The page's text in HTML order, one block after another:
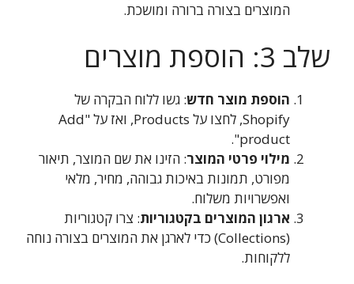
המוצרים בצורה ברורה ומושכת.
שלב 3: הוספת מוצרים
הוספת מוצר חדש: גשו ללוח הבקרה של
Shopify, לחצו על Products, ואז על "Add
product".
מילוי פרטי המוצר: הזינו את שם המוצר, תיאור
מפורט, תמונות באיכות גבוהה, מחיר, מלאי
ואפשרויות משלוח.
ארגון המוצרים בקטגוריות: צרו קטגוריות
(Collections) כדי לארגן את המוצרים בצורה נוחה
ללקוחות.